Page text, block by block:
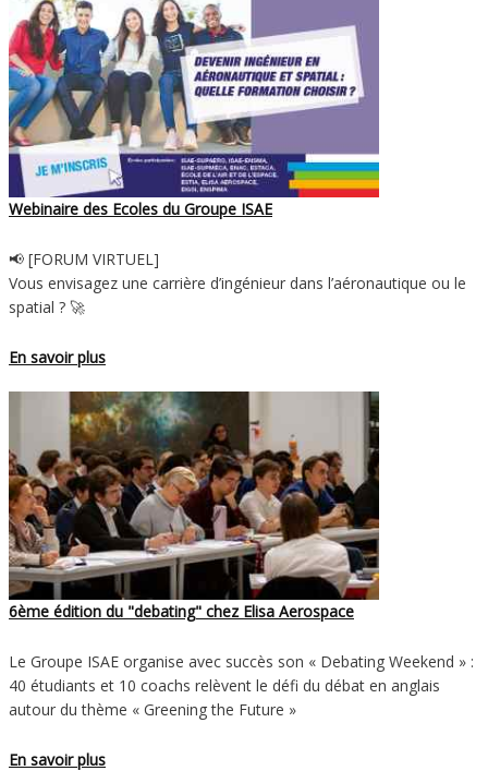
Webinaire des Ecoles du Groupe ISAE
📢 [FORUM VIRTUEL]
Vous envisagez une carrière d’ingénieur dans l’aéronautique ou le
spatial ? 🚀
En savoir plus
6ème édition du "debating" chez Elisa Aerospace
Le Groupe ISAE organise avec succès son « Debating Weekend » :
40 étudiants et 10 coachs relèvent le défi du débat en anglais
autour du thème « Greening the Future »
En savoir plus